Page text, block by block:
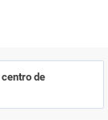
centro de